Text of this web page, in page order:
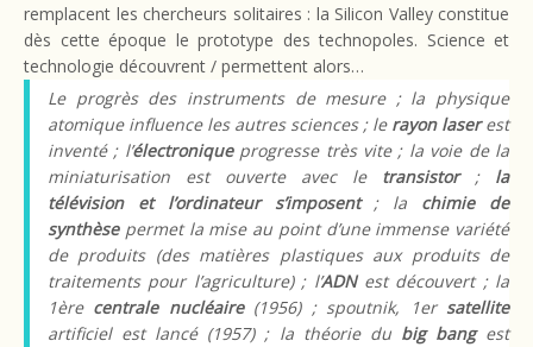
remplacent les chercheurs solitaires : la Silicon Valley constitue
dès cette époque le prototype des technopoles. Science et
technologie découvrent / permettent alors…
Le progrès des instruments de mesure ; la physique
atomique influence les autres sciences ; le rayon laserest
inventé ; l’électroniqueprogresse très vite ; la voie de la
miniaturisation est ouverte avec le transistor ; la
télévision et l’ordinateur s’imposent; la chimie de
synthèsepermet la mise au point d’une immense variété
de produits (des matières plastiques aux produits de
traitements pour l’agriculture) ; l’ADNest découvert ; la
1ère centrale nucléaire(1956) ; spoutnik, 1er satellite
artificiel est lancé (1957) ; la théorie du big bangest